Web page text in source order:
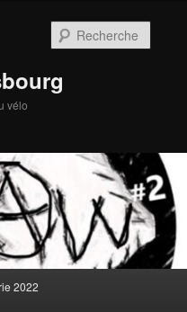
vélo
2022